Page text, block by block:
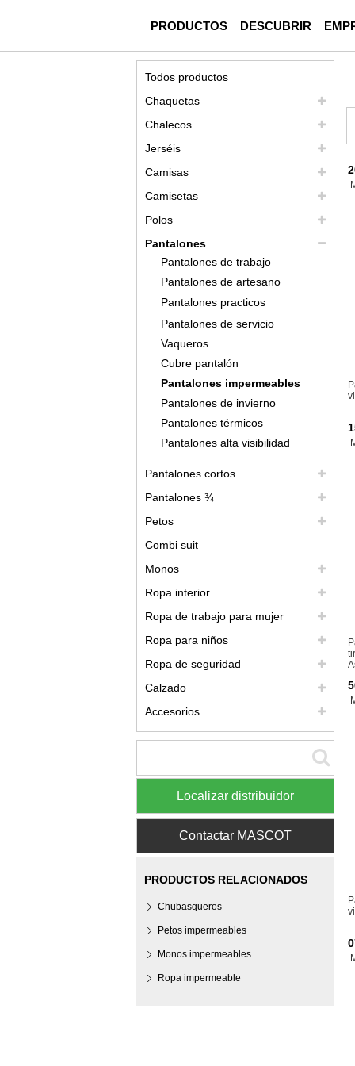
PRODUCTOS DESCUBRIR
Todos productos
Chaquetas
Chalecos
Jerséis
Camisas
Camisetas
Polos
Pantalones
Pantalones de trabajo
Pantalones de artesano
Pantalones practicos
Pantalones de servicio
Vaqueros
Cubre pantalón
Pantalones impermeables
Pantalones de invierno
Pantalones térmicos
Pantalones alta visibilidad
Pantalones cortos
Pantalones ¾
Petos
Combi suit
Monos
Ropa interior
Ropa de trabajo para mujer
Ropa para niños
Ropa de seguridad
Calzado
Accesorios
Localizar distribuidor
Contactar MASCOT
PRODUCTOS RELACIONADOS
Chubasqueros
Petos impermeables
Monos impermeables
Ropa impermeable